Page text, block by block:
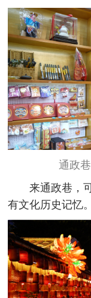
通政
来通政巷，
有文化历史记忆。